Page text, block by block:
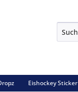
Eishockey Sticker